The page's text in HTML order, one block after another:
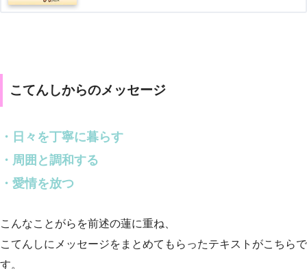
こてんしからのメッセージ
・日々を丁寧に暮らす
・周囲と調和する
・愛情を放つ
こんなことがらを前述の蓮に重ね、
こてんしにメッセージをまとめてもらったテキストがこちらで
す。